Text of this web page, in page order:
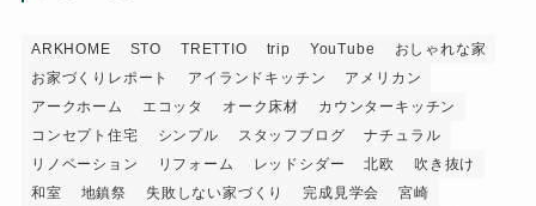
ARKHOME STO TRETTIO trip YouTube
おしゃれな家
お家づくりレポート
アイランドキッチン
アメリカン
アークホーム
エコッタ オーク床材
カウンターキッチン
コンセプト住宅
シンプル スタッフブログ
ナチュラル
リノベーション
リフォーム レッドシダー 北欧
吹き抜け
和室
地鎮祭 失敗しない家づくり 完成見学会
宮崎